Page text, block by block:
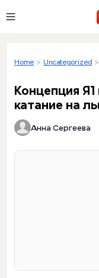
Home > Uncategorized >
Концепция
катание на
Анна Сергеева